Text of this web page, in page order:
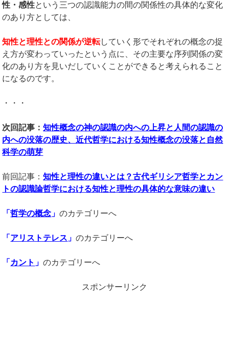
性・感性という三つの認識能力の間の関係性の具体的な変化
のあり方としては、
知性と理性との関係が逆転していく形でそれぞれの概念の捉
え方が変わっていったという点に、その主要な序列関係の変
化のあり方を見いだしていくことができると考えられること
になるのです。
・・・
次回記事：知性概念の神の認識の内への上昇と人間の認識の
内への没落の歴史、近代哲学における知性概念の没落と自然
科学の萌芽
前回記事：知性と理性の違いとは？古代ギリシア哲学とカン
トの認識論哲学における知性と理性の具体的な意味の違い
「哲学の概念 」のカテゴリーへ
「 アリストテレス 」のカテゴリーへ
「 カント 」のカテゴリーへ
スポンサーリンク